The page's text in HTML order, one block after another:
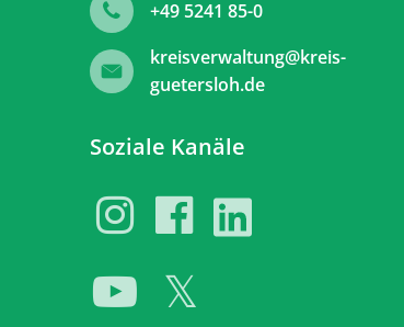
+49 5241 85-0
kreisverwaltung@kreis-
guetersloh.de
Soziale Kanäle